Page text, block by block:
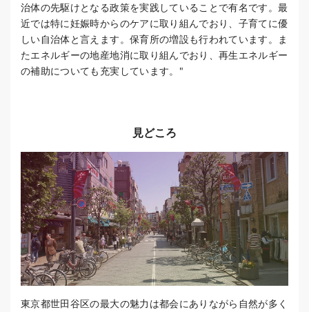
治体の先駆けとなる政策を実践していることで有名です。最
近では特に妊娠時からのケアに取り組んでおり、子育てに優
しい自治体と言えます。保育所の増設も行われています。ま
たエネルギーの地産地消に取り組んでおり、再生エネルギー
の補助についても充実しています。"
見どころ
東京都世田谷区の最大の魅力は都会にありながら自然が多く